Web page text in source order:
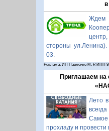
в
Ждем
стороны
03.
Реклама: ИП Павленко М. Р. ИНН
Приглашаем на
Лето
прохладу и